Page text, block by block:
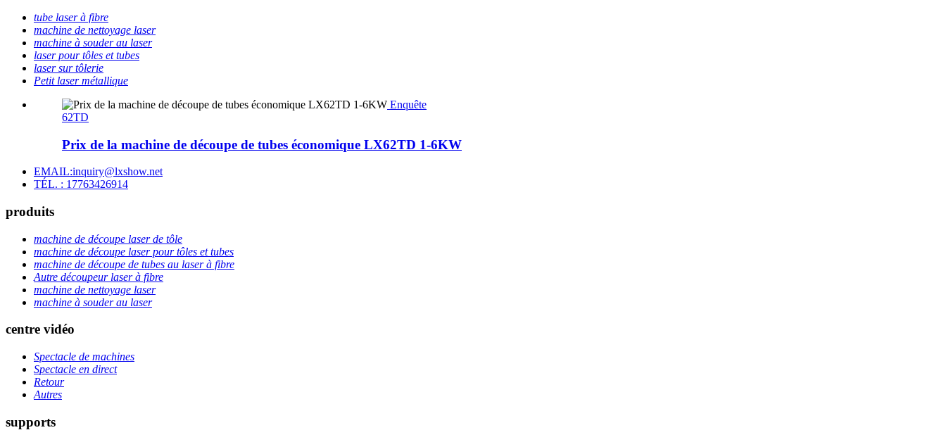
tube laser à fibre
machine de nettoyage laser
machine à souder au laser
laser pour tôles et tubes
laser sur tôlerie
Petit laser métallique
Enquête
62TD
Prix ​​de la machine de découpe de tubes économique LX62TD 1-6KW
EMAIL:inquiry@lxshow.net
TÉL. : 17763426914
produits
machine de découpe laser de tôle
machine de découpe laser pour tôles et tubes
machine de découpe de tubes au laser à fibre
Autre découpeur laser à fibre
machine de nettoyage laser
machine à souder au laser
centre vidéo
Spectacle de machines
Spectacle en direct
Retour
Autres
supports